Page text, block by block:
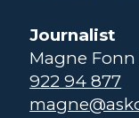
Journalist
Magne
922 94 877